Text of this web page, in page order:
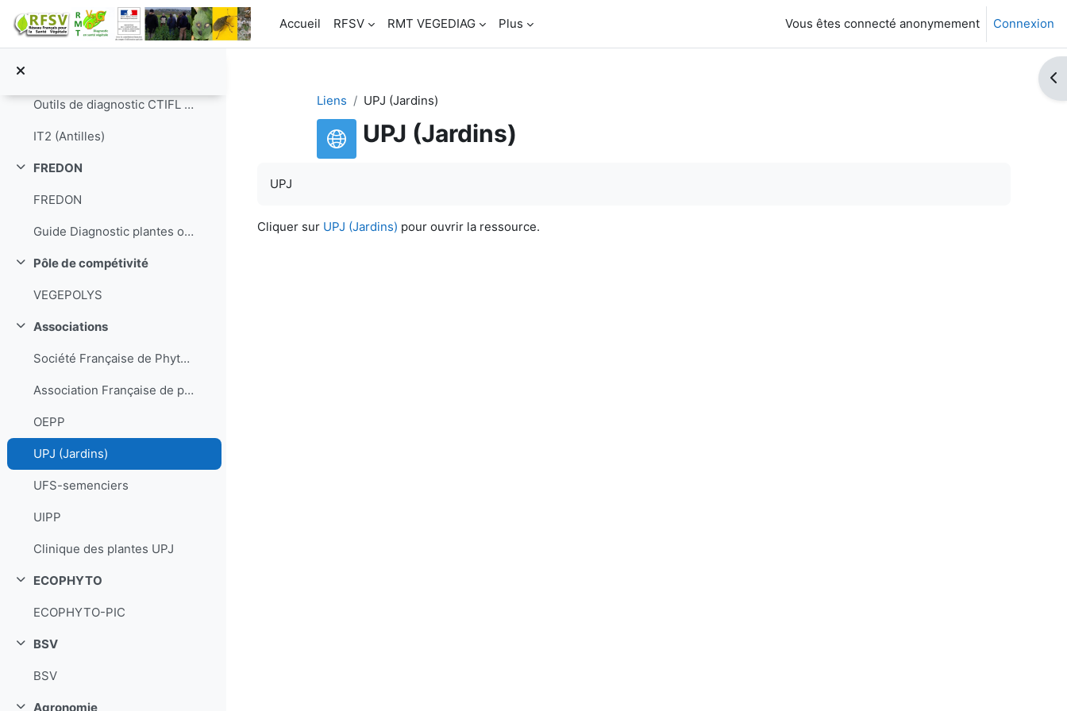
Passer au contenu principal
Accueil
RFSV RMT VEGEDIAG Plus Vous êtes connecté anonymement Connexion
TERRESINOVIA
Outil de diagnostic Arvalis
Outils de diagnostic CTIFL pommes Poires
IT2 (Antilles)
Replier
FREDON
FREDON
Guide Diagnostic plantes ornementales
Replier
Pôle de compétivité
VEGEPOLYS
Replier
Associations
Société Française de Phytopathologie
Association Française de protection des plantes
OEPP
UPJ (Jardins)
UFS-semenciers
UIPP
Clinique des plantes UPJ
Replier
ECOPHYTO
ECOPHYTO-PIC
Replier
BSV
BSV
Agronomie
Liens
UPJ (Jardins)
UPJ (Jardins)
UPJ
Cliquer sur UPJ (Jardins) pour ouvrir la ressource.